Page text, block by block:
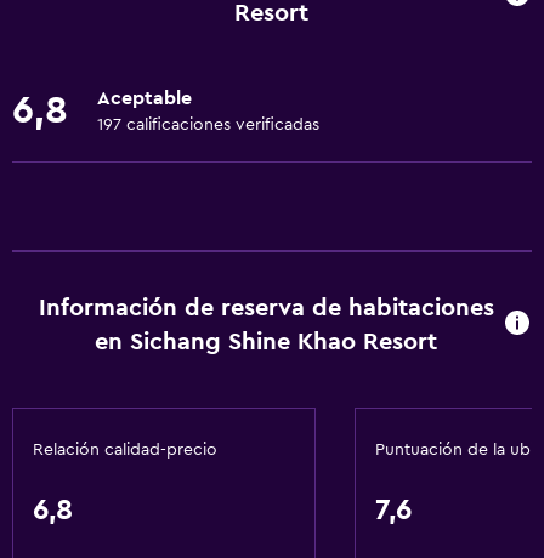
Piso de mosaico/mármol
Vista a la ciudad
Servicios básicos
Ropa de cama
Toallas
Resort
6,8 Aceptable
197 calificaciones verificadas
Información de reserva de habitaciones
en Sichang Shine Khao Resort
Relación calidad-precio
6,8
Puntuación de la
7,6